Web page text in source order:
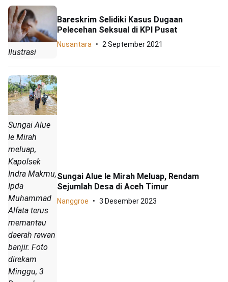
Ilustrasi
Bareskrim Selidiki Kasus Dugaan
Pelecehan Seksual di KPI Pusat
Nusantara 2 September 2021
Sungai Alue
Ie Mirah
meluap,
Kapolsek
Indra Makmu,
Ipda
Muhammad
Alfata terus
memantau
daerah rawan
banjir. Foto
direkam
Minggu, 3
Sungai Alue Ie Mirah Meluap, Rendam
Sejumlah Desa di Aceh Timur
Nanggroe 3 Desember 2023